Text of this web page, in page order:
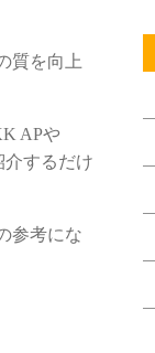
質を向上
APや
するだけ
参考にな